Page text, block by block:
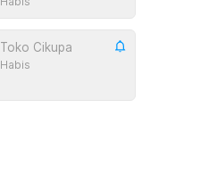
Toko Cikupa
Habis